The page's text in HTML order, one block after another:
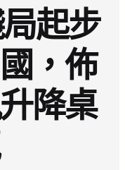
起步
，佈
降桌